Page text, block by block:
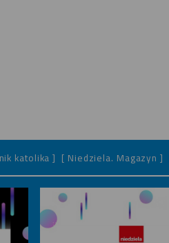
katolika ] [ Niedziela. Magazyn ]